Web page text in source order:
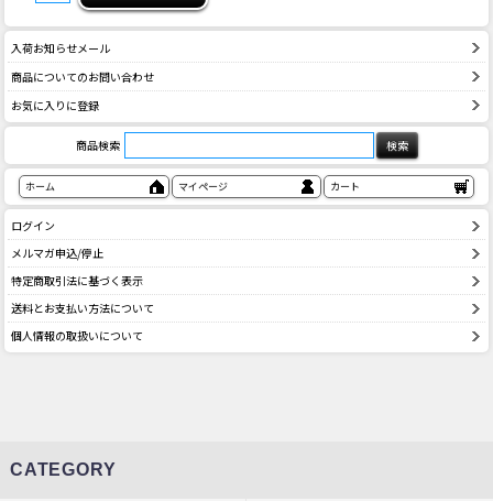
入荷お知らせメール
商品についてのお問い合わせ
お気に入りに登録
商品検索
ホーム マイページ カート
ログイン
メルマガ申込/停止
特定商取引法に基づく表示
送料とお支払い方法について
個人情報の取扱いについて
CATEGORY